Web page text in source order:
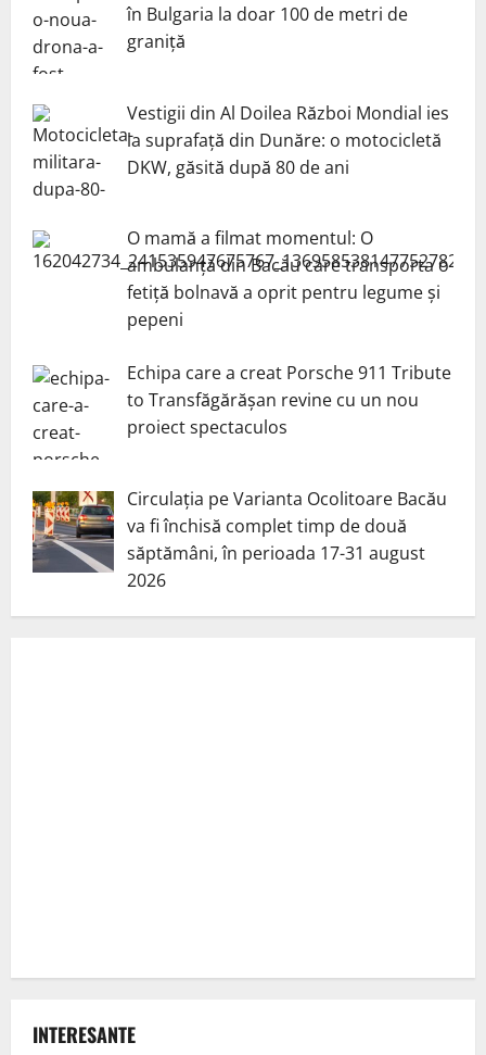
în Bulgaria la doar 100 de metri de
graniță
Vestigii din Al Doilea Război Mondial ies
la suprafață din Dunăre: o motocicletă
DKW, găsită după 80 de ani
O mamă a filmat momentul: O
ambulanță din Bacău care transporta o
fetiță bolnavă a oprit pentru legume și
pepeni
Echipa care a creat Porsche 911 Tribute
to Transfăgărășan revine cu un nou
proiect spectaculos
Circulația pe Varianta Ocolitoare Bacău
va fi închisă complet timp de două
săptămâni, în perioada 17-31 august
2026
INTERESANTE